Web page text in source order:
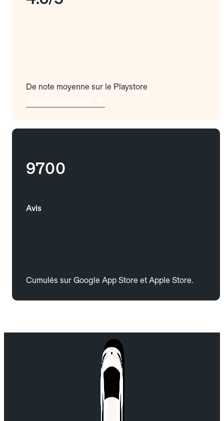
De note moyenne sur le Playstore
9700
Avis
Cumulés sur Google App Store et Apple Store.